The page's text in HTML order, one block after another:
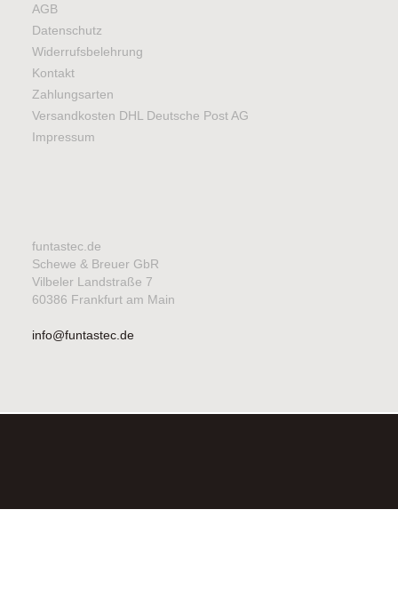
AGB
Datenschutz
Widerrufsbelehrung
Kontakt
Zahlungsarten
Versandkosten DHL Deutsche Post AG
Impressum
funtastec.de
Schewe & Breuer GbR
Vilbeler Landstraße 7
60386 Frankfurt am Main
info@funtastec.de